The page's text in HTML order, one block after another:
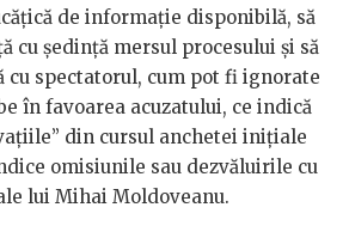
de informație disponibilă, să
cu ședință mersul procesului și să
cu spectatorul, cum pot fi ignorate
în favoarea acuzatului, ce indică
din cursul anchetei inițiale
omisiunile sau dezvăluirile cu
lui Mihai Moldoveanu.